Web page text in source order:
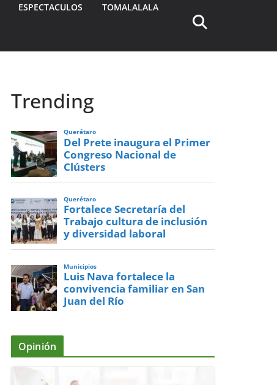
ESPECTACULOS TOMALALALA
Trending
Querétaro
Del Prete inaugura el Primer
Congreso Nacional de
Clústers
Querétaro
Fortalece Secretaría del
Trabajo cultura de inclusión
y diversidad laboral
Municipios
Luis Nava fortalece la
convivencia familiar en San
Juan del Río
Opinión